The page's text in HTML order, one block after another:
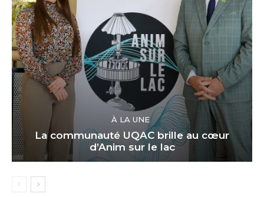
À LA UNE
La communauté UQAC brille au cœur
d’Anim sur le lac